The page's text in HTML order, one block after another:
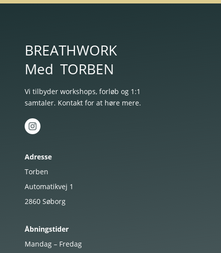
BREATHWORK
Med TORBEN
Vi tilbyder workshops, forløb og 1:1
samtaler. Kontakt for at høre mere.
Adresse
Torben
Automatikvej 1
2860 Søborg
Åbningstider
Mandag – Fredag